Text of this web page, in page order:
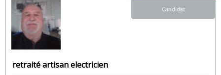
retraité artisan electricien
Candidat